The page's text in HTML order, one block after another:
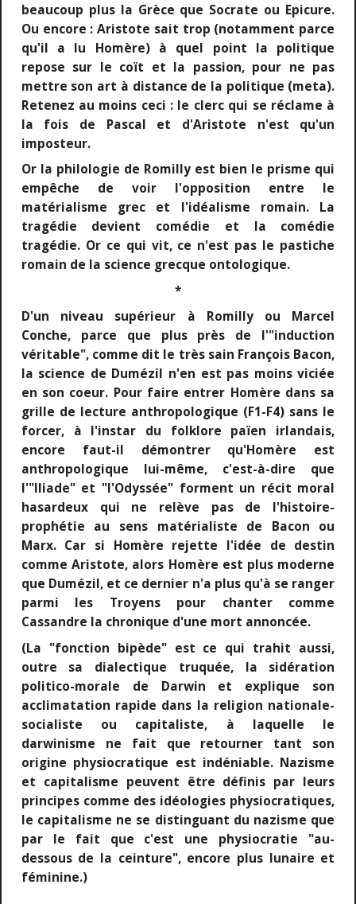
beaucoup plus la Grèce que Socrate ou Epicure.
Ou encore : Aristote sait trop (notamment parce
qu'il a lu Homère) à quel point la politique
repose sur le coït et la passion, pour ne pas
mettre son art à distance de la politique (meta).
Retenez au moins ceci : le clerc qui se réclame à
la fois de Pascal et d'Aristote n'est qu'un
imposteur.
Or la philologie de Romilly est bien le prisme qui
empêche de voir l'opposition entre le
matérialisme grec et l'idéalisme romain. La
tragédie devient comédie et la comédie
tragédie. Or ce qui vit, ce n'est pas le pastiche
romain de la science grecque ontologique.
*
D'un niveau supérieur à Romilly ou Marcel
Conche, parce que plus près de l'"induction
véritable", comme dit le très sain François Bacon,
la science de Dumézil n'en est pas moins viciée
en son coeur. Pour faire entrer Homère dans sa
grille de lecture anthropologique (F1-F4) sans le
forcer, à l'instar du folklore païen irlandais,
encore faut-il démontrer qu'Homère est
anthropologique lui-même, c'est-à-dire que
l'"Iliade" et "l'Odyssée" forment un récit moral
hasardeux qui ne relève pas de l'histoire-
prophétie au sens matérialiste de Bacon ou
Marx. Car si Homère rejette l'idée de destin
comme Aristote, alors Homère est plus moderne
que Dumézil, et ce dernier n'a plus qu'à se ranger
parmi les Troyens pour chanter comme
Cassandre la chronique d'une mort annoncée.
(La "fonction bipède" est ce qui trahit aussi,
outre sa dialectique truquée, la sidération
politico-morale de Darwin et explique son
acclimatation rapide dans la religion nationale-
socialiste ou capitaliste, à laquelle le
darwinisme ne fait que retourner tant son
origine physiocratique est indéniable. Nazisme
et capitalisme peuvent être définis par leurs
principes comme des idéologies physiocratiques,
le capitalisme ne se distinguant du nazisme que
par le fait que c'est une physiocratie "au-
dessous de la ceinture", encore plus lunaire et
féminine.)